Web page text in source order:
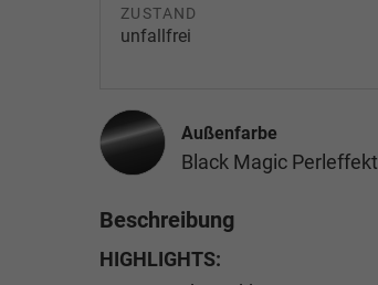
ZUSTAND
unfallfrei
Außenfarbe
Black Magic Perleffekt
Beschreibung
HIGHLIGHTS: